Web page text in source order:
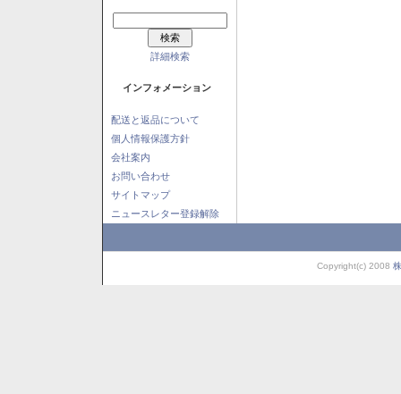
詳細検索
インフォメーション
配送と返品について
個人情報保護方針
会社案内
お問い合わせ
サイトマップ
ニュースレター登録解除
Copyright(c) 2008